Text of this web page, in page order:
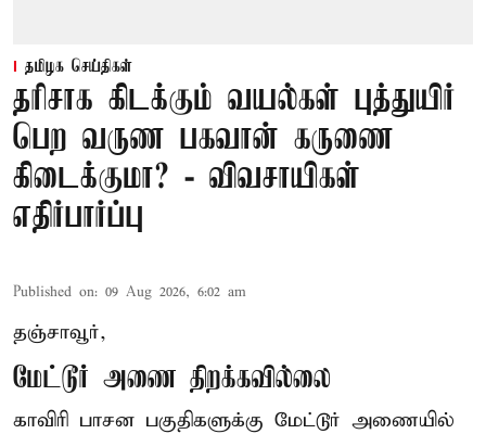
தமிழக செய்திகள்
தரிசாக கிடக்கும் வயல்கள் புத்துயிர்
பெற வருண பகவான் கருணை
கிடைக்குமா? - விவசாயிகள்
எதிர்பார்ப்பு
Published on: 09 Aug 2026, 6:02 am
தஞ்சாவூர்,
மேட்டூர் அணை திறக்கவில்லை
காவிரி பாசன பகுதிகளுக்கு மேட்டூர் அணையில்